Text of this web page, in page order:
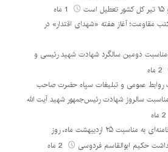
مقاومت؛ آغاز هفته «شهدای اقتدار» در
دومین سالگرد شهادت شهید رئیسی و
روابط عمومی و تبلیغات سپاه حضرت صاحب
سالروز شهادت رئیس‌جمهور شهید آیت الله
پیام آیت الله سیّدمجتبی خامنه‌ای به مناسبت ۲۵ اردیبهشت ماه، روز
حکیم ابوالقاسم فردوسی